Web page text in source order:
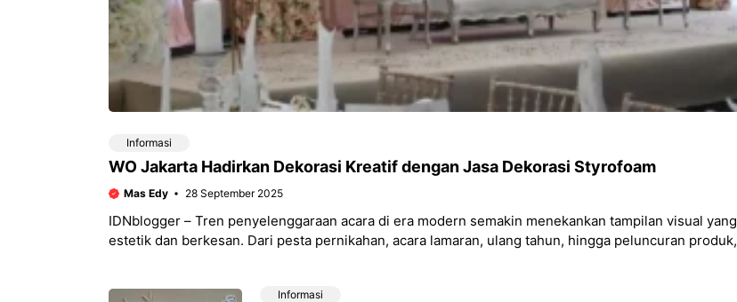
Informasi
WO Jakarta Hadirkan Dekorasi Kreatif dengan Jasa Dekorasi Styrofoam
Mas Edy 28 September 2025
IDNblogger – Tren penyelenggaraan acara di era modern semakin menekankan tampilan visual yang
estetik dan berkesan. Dari pesta pernikahan, acara lamaran, ulang tahun, hingga peluncuran produk,
Informasi